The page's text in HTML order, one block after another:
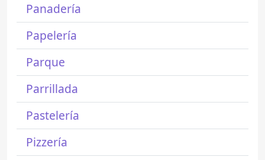
Panadería
Papelería
Parque
Parrillada
Pastelería
Pizzería